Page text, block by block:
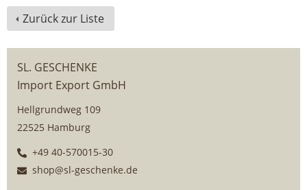
Zurück zur Liste
SL. GESCHENKE
Import Export GmbH
Hellgrundweg 109
22525 Hamburg
+49 40-570015-30
shop@sl-geschenke.de